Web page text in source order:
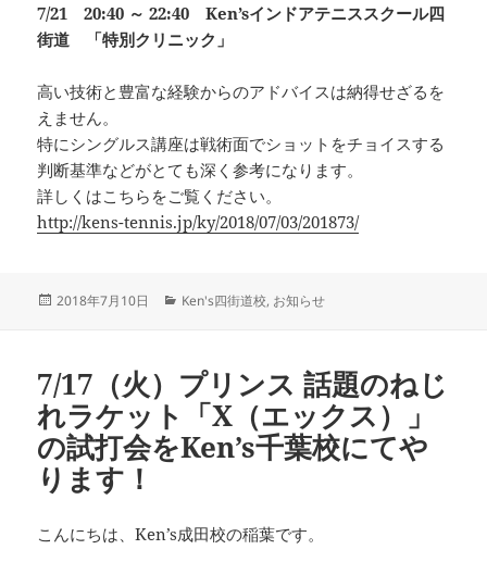
7/21 20:40 ～ 22:40 Ken’sインドアテニススクール四
街道 「特別クリニック」
高い技術と豊富な経験からのアドバイスは納得せざるを
えません。
特にシングルス講座は戦術面でショットをチョイスする
判断基準などがとても深く参考になります。
詳しくはこちらをご覧ください。
http://kens-tennis.jp/ky/2018/07/03/201873/
投
2018年7月10日
カ
ー
Ken's四街道校, お知らせ
7/17（火）プリンス 話題のねじ
れラケット「X（エックス）」
の試打会をKen’s千葉校にてや
ります！
こんにちは、Ken’s成田校の稲葉です。